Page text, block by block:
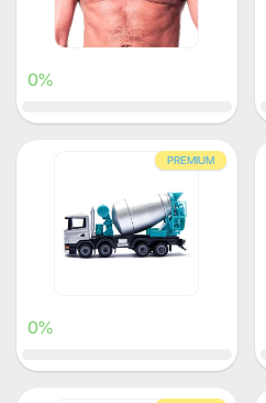
0%
PREMIUM
0%